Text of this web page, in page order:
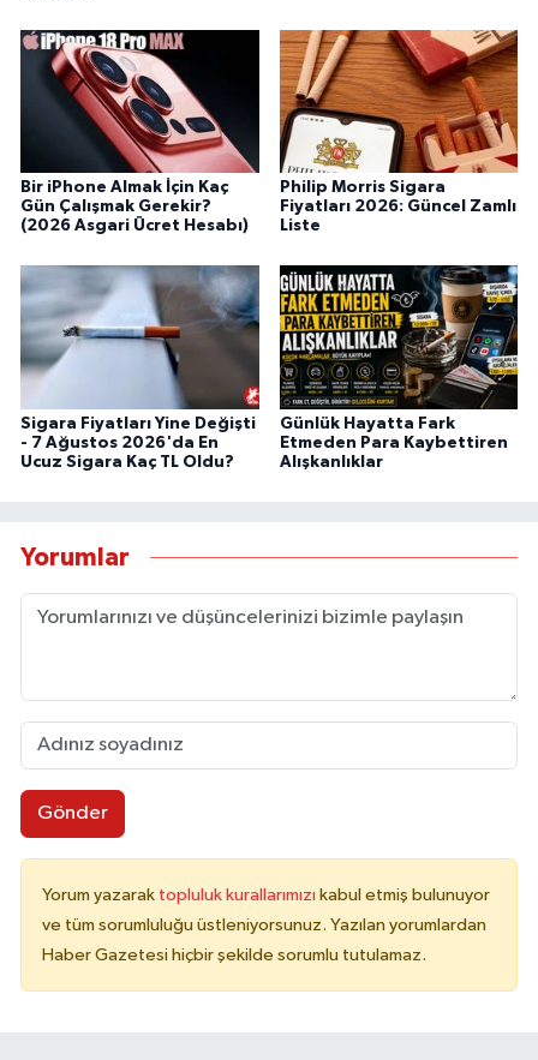
Bir iPhone Almak İçin Kaç
Gün Çalışmak Gerekir?
(2026 Asgari Ücret Hesabı)
Philip Morris Sigara
Fiyatları 2026: Güncel Zamlı
Liste
Sigara Fiyatları Yine Değişti
- 7 Ağustos 2026'da En
Ucuz Sigara Kaç TL Oldu?
Günlük Hayatta Fark
Etmeden Para Kaybettiren
Alışkanlıklar
Yorumlar
Gönder
Yorum yazarak topluluk kurallarımızı kabul etmiş bulunuyor
ve tüm sorumluluğu üstleniyorsunuz. Yazılan yorumlardan
Haber Gazetesi hiçbir şekilde sorumlu tutulamaz.